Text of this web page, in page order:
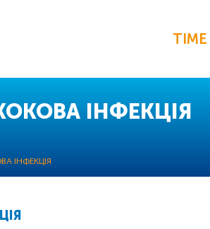
TIME
ІНФЕКЦІЯ
ІНФЕКЦІЯ